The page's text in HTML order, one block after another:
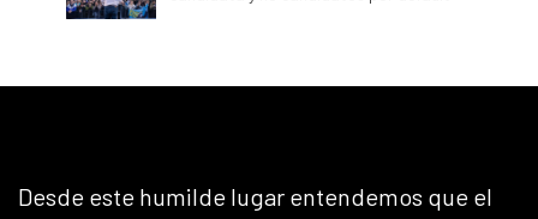
Desde este humilde lugar entendemos que el